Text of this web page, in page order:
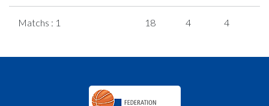
Matchs : 1 18 4 4